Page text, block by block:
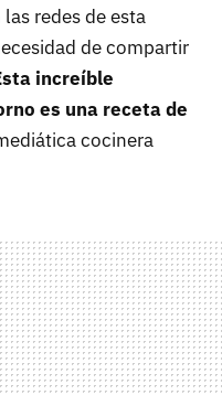
redes de esta
de compartir
increíble
es una receta de
cocinera